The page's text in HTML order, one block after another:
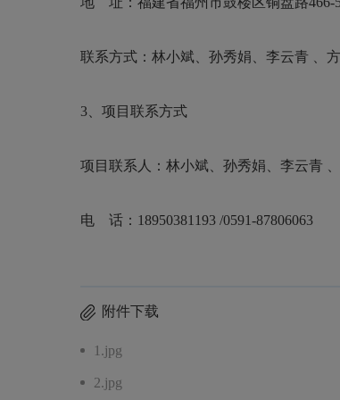
联系方式： 林小斌、孙秀娟、李云青
3、项目 联系方式
项目联系人： 林小斌、孙秀娟、李云青
电 话： 18950381193 /0591-87806063
附件下载
1.jpg
2.jpg